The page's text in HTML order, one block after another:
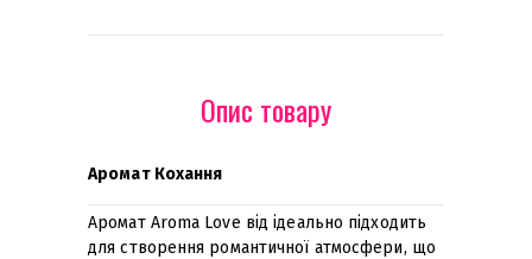
Опис товару
Аромат Кохання
Аромат Aroma Love від ідеально підходить
для створення романтичної атмосфери, що